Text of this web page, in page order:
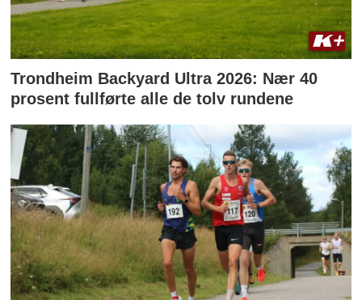
Trondheim Backyard Ultra 2026: Nær 40
prosent fullførte alle de tolv rundene